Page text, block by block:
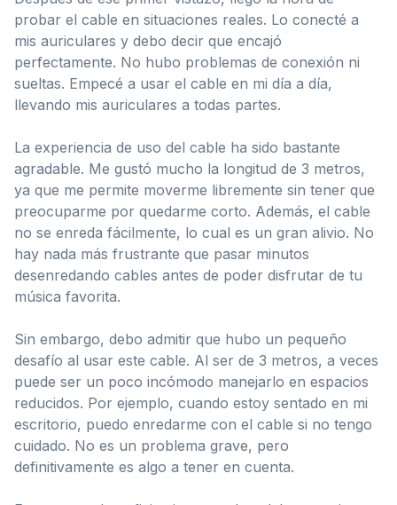
probar el cable en situaciones reales. Lo conecté a
mis auriculares y debo decir que encajó
perfectamente. No hubo problemas de conexión ni
sueltas. Empecé a usar el cable en mi día a día,
llevando mis auriculares a todas partes.
La experiencia de uso del cable ha sido bastante
agradable. Me gustó mucho la longitud de 3 metros,
ya que me permite moverme libremente sin tener que
preocuparme por quedarme corto. Además, el cable
no se enreda fácilmente, lo cual es un gran alivio. No
hay nada más frustrante que pasar minutos
desenredando cables antes de poder disfrutar de tu
música favorita.
Sin embargo, debo admitir que hubo un pequeño
desafío al usar este cable. Al ser de 3 metros, a veces
puede ser un poco incómodo manejarlo en espacios
reducidos. Por ejemplo, cuando estoy sentado en mi
escritorio, puedo enredarme con el cable si no tengo
cuidado. No es un problema grave, pero
definitivamente es algo a tener en cuenta.